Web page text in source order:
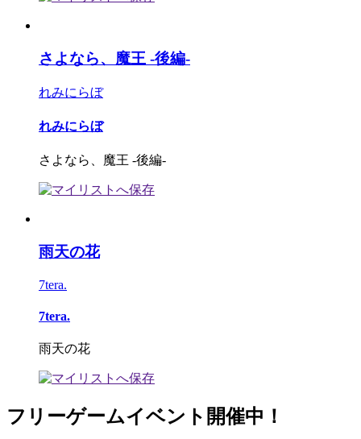
さよなら、魔王 -後編-
れみにらぼ
れみにらぼ
さよなら、魔王 -後編-
雨天の花
7tera.
7tera.
雨天の花
フリーゲームイベント開催中！